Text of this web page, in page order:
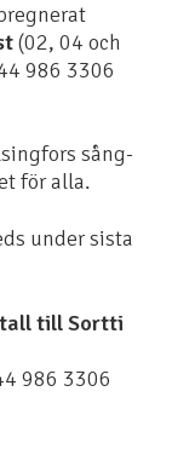
(02, 04 och
986 3306
sång-
för alla.
under sista
till Sortti
986 3306